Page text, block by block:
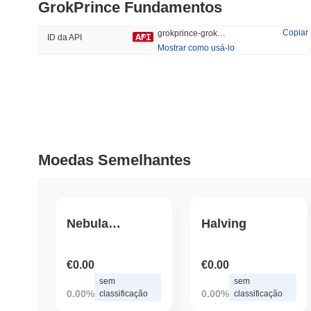
#401 #543
3.76%
GrokPrince Fundamentos
ID da API
Copiar
Mostrar como usá-lo
Moedas Semelhantes
NebulaNodeNavigator
€0.00
0.00%
sem
classificação
Halving
€0.00
0.00%
sem
classificação